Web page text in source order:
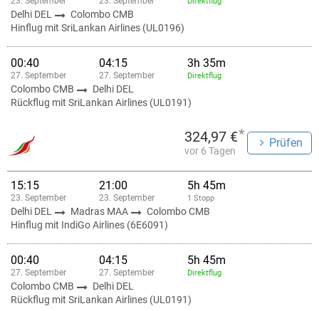
Delhi DEL
Colombo CMB
Hinflug mit SriLankan Airlines (UL0196)
00:40
27. September
04:15
27. September
3h 35m
Direktflug
Colombo CMB
Delhi DEL
Rückflug mit SriLankan Airlines (UL0191)
324,97 €*
vor 6 Tagen
Prüfen
15:15
23. September
21:00
23. September
5h 45m
1 Stopp
Delhi DEL Madras MAA
Colombo CMB
Hinflug mit IndiGo Airlines (6E6091)
00:40
27. September
04:15
27. September
5h 45m
Direktflug
Colombo CMB
Delhi DEL
Rückflug mit SriLankan Airlines (UL0191)